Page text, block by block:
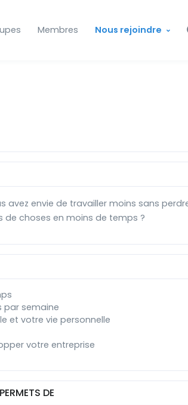
Membres Nous rejoindre
avez envie de travailler moins sans
de choses en moins de temps ?
par semaine
et votre vie personnelle
votre entreprise
DE